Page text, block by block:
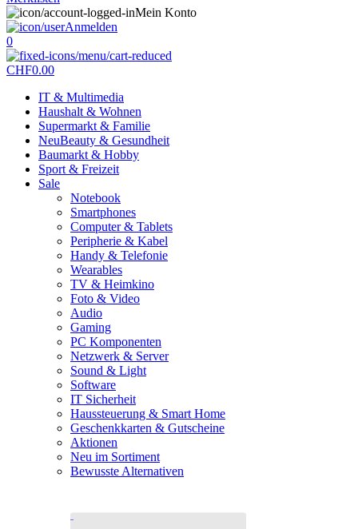
Mein Konto
Anmelden
0
CHF0.00
IT & Multimedia
Haushalt & Wohnen
Supermarkt & Familie
NeuBeauty & Gesundheit
Baumarkt & Hobby
Sport & Freizeit
Sale
Notebook
Smartphones
Computer & Tablets
Peripherie & Kabel
Handy & Telefonie
Wearables
TV & Heimkino
Foto & Video
Audio
Gaming
PC Komponenten
Netzwerk & Server
Sound & Light
Software
IT Sicherheit
Haussteuerung & Smart Home
Geschenkkarten & Gutscheine
Aktionen
Neu im Sortiment
Bewusste Alternativen